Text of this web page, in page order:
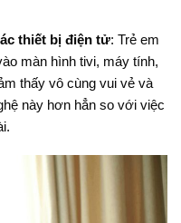
thiết bị điện tử: Trẻ em
màn hình tivi, máy tính,
thấy vô cùng vui vẻ và
này hơn hẳn so với việc
.